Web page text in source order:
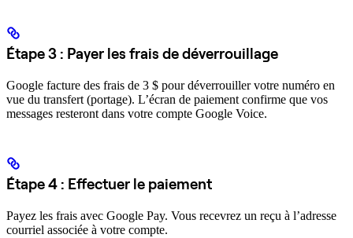
Étape 3 : Payer les frais de déverrouillage
Google facture des frais de 3 $ pour déverrouiller votre numéro en
vue du transfert (portage). L’écran de paiement confirme que vos
messages resteront dans votre compte Google Voice.
Étape 4 : Effectuer le paiement
Payez les frais avec Google Pay. Vous recevrez un reçu à l’adresse
courriel associée à votre compte.